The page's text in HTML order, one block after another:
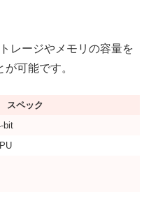
レージやメモリの容量を
可能です。
スペック
bit